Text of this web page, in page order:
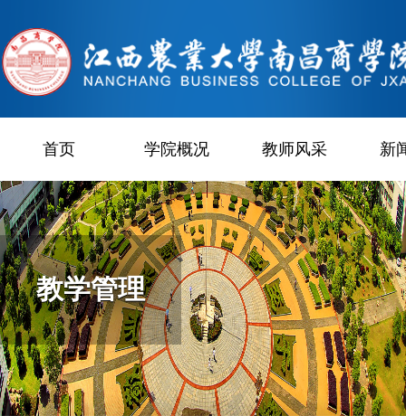
首页 学院概况 教师风采 新
教学管理